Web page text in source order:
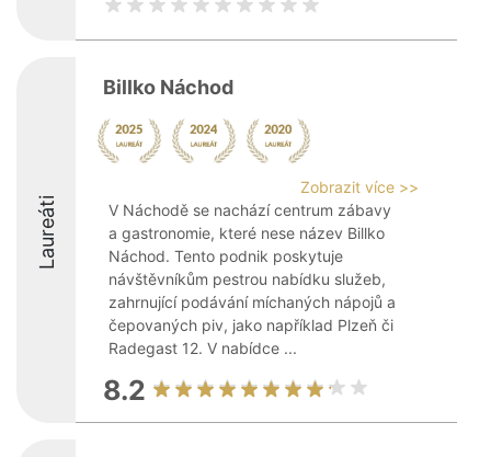
Laureáti
Billko Náchod
Zobrazit více >>
V Náchodě se nachází centrum zábavy
a gastronomie, které nese název Billko
Náchod. Tento podnik poskytuje
návštěvníkům pestrou nabídku služeb,
zahrnující podávání míchaných nápojů a
čepovaných piv, jako například Plzeň či
Radegast 12. V nabídce ...
8.2